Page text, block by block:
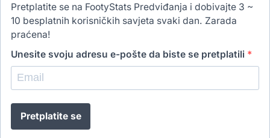
Pretplatite se na FootyStats Predviđanja i dobivajte 3 ~
10 besplatnih korisničkih savjeta svaki dan. Zarada
praćena!
Unesite svoju adresu e-pošte da biste se pretplatili *
Pretplatite se